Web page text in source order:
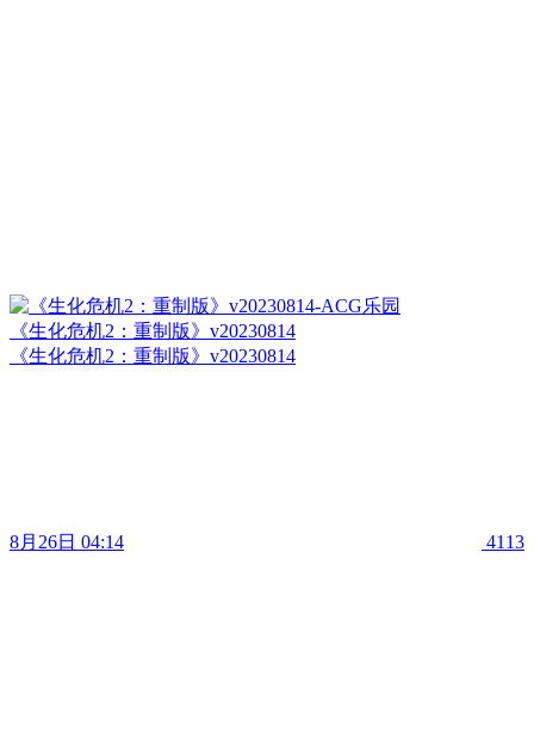
《生化危机2：重制版》v20230814
《生化危机2：重制版》v20230814
8月26日 04:14 4113